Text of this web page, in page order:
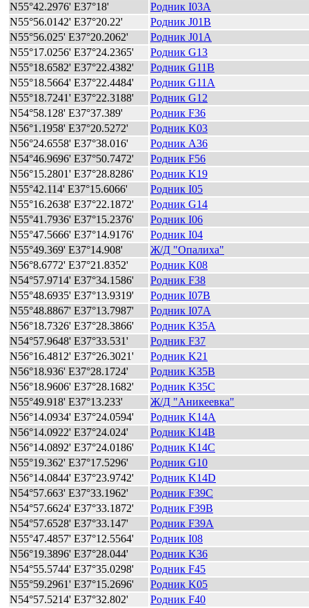
N55°42.2976' E37°18'
Родник I03A
N55°56.0142' E37°20.22'
Родник J01B
N55°56.025' E37°20.2062'
Родник J01A
N55°17.0256' E37°24.2365'
Родник G13
N55°18.6582' E37°22.4382'
Родник G11B
N55°18.5664' E37°22.4484'
Родник G11A
N55°18.7241' E37°22.3188'
Родник G12
N54°58.128' E37°37.389'
Родник F36
N56°1.1958' E37°20.5272'
Родник K03
N56°24.6558' E37°38.016'
Родник A36
N54°46.9696' E37°50.7472'
Родник F56
N56°15.2801' E37°28.8286'
Родник K19
N55°42.114' E37°15.6066'
Родник I05
N55°16.2638' E37°22.1872'
Родник G14
N55°41.7936' E37°15.2376'
Родник I06
N55°47.5666' E37°14.9176'
Родник I04
N55°49.369' E37°14.908'
Ж/Д "Опалиха"
N56°8.6772' E37°21.8352'
Родник K08
N54°57.9714' E37°34.1586'
Родник F38
N55°48.6935' E37°13.9319'
Родник I07B
N55°48.8867' E37°13.7987'
Родник I07A
N56°18.7326' E37°28.3866'
Родник K35A
N54°57.9648' E37°33.531'
Родник F37
N56°16.4812' E37°26.3021'
Родник K21
N56°18.936' E37°28.1724'
Родник K35B
N56°18.9606' E37°28.1682'
Родник K35C
N55°49.918' E37°13.233'
Ж/Д "Аникеевка"
N56°14.0934' E37°24.0594'
Родник K14A
N56°14.0922' E37°24.024'
Родник K14B
N56°14.0892' E37°24.0186'
Родник K14C
N55°19.362' E37°17.5296'
Родник G10
N56°14.0844' E37°23.9742'
Родник K14D
N54°57.663' E37°33.1962'
Родник F39C
N54°57.6624' E37°33.1872'
Родник F39B
N54°57.6528' E37°33.147'
Родник F39A
N55°47.4857' E37°12.5564'
Родник I08
N56°19.3896' E37°28.044'
Родник K36
N54°55.5744' E37°35.0298'
Родник F45
N55°59.2961' E37°15.2696'
Родник K05
N54°57.5214' E37°32.802'
Родник F40